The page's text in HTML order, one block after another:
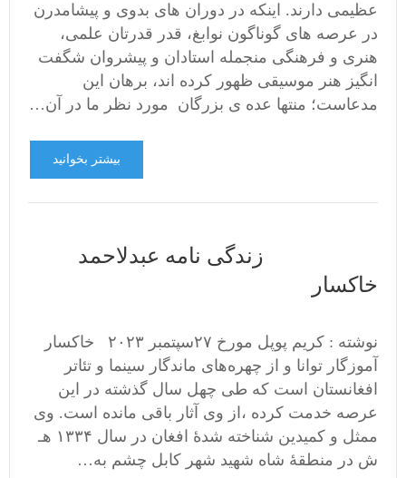
عظیمی دارند. اینکه در دوران های بدوی و پیشامدرن
در عرصه های گوناگون نوابغ، قدر قدرتان علمی،
هنری و فرهنگی منجمله استادان و پیشروان شگفت
انگیز هنر موسیقی ظهور کرده اند، برهان این
مدعاست؛ منتها عده ی بزرگان مورد نظر ما در آن…
بیشتر بخوانید
زندگی نامه عبدلاحمد
خاکسار
نوشته : کریم پوپل مورخ ۲۷سپتمبر ۲۰۲۳ خاکسار
آموزگار توانا و از چهره‌های ماندگار سینما و تئاتر
افغانستان است که طی چهل سال گذشته در این
عرصه خدمت کرده ،از وی آثار باقی مانده است. وی
ممثل و کمیدین شناخته‌ شدۀ افغان در سال ۱۳۳۴ هـ
ش در منطقۀ شاه شهید شهر کابل چشم به…